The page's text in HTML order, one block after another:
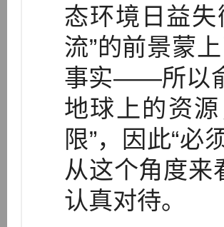
态环境日益
流”的前景蒙
事实——所以
地球上的资
限”，因此“必
从这个角度来
认真对待。